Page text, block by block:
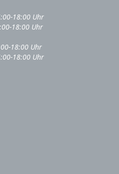
18:00 Uhr
18:00 Uhr
18:00 Uhr
18:00 Uhr